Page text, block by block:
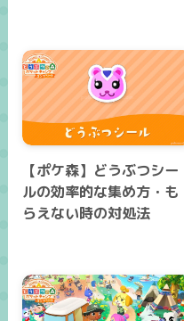
【ポケ森】どうぶつシー
ルの効率的な集め方・も
らえない時の対処法